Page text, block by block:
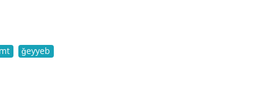
ǧeyyeb